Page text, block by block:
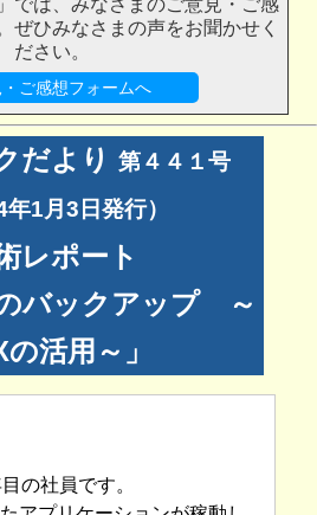
ぜひみなさまの声をお聞かせく
ださい。
・ご感想フォームへ
だより
第４４１号
年1月3日発行）
レポート
のバックアップ ～
の活用～」
の社員です。